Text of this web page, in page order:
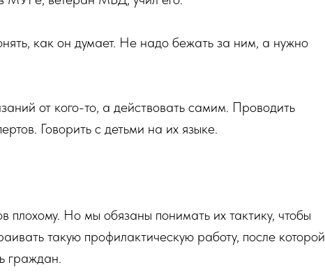
как он думает. Не надо бежать за ним, а нужно
от кого-то, а действовать самим. Проводить
Говорить с детьми на их языке.
Но мы обязаны понимать их тактику, чтобы
такую профилактическую работу, после которой
граждан.